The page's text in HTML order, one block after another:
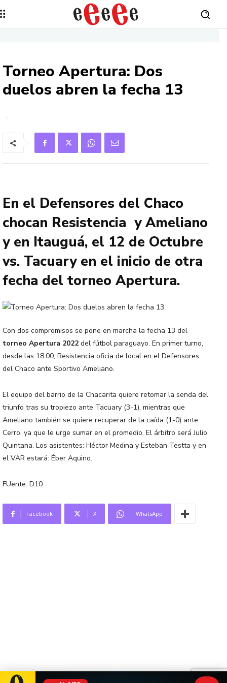
Torneo Apertura: Dos
duelos abren la fecha 13
En el Defensores del Chaco
chocan Resistencia y Ameliano
y en Itauguá, el 12 de Octubre
vs. Tacuary en el inicio de otra
fecha del torneo Apertura.
Con dos compromisos se pone en marcha la fecha 13 del
torneo Apertura 2022 del fútbol paraguayo. En primer turno,
desde las 18:00, Resistencia oficia de local en el Defensores
del Chaco ante Sportivo Ameliano.
El equipo del barrio de la Chacarita quiere retomar la senda del
triunfo tras su tropiezo ante Tacuary (3-1), mientras que
Ameliano también se quiere recuperar de la caída (1-0) ante
Cerro, ya que le urge sumar en el promedio. El árbitro será Julio
Quintana. Los asistentes: Héctor Medina y Esteban Testta y en
el VAR estará: Éber Aquino.
FUente. D10
Facebook X WhatsApp